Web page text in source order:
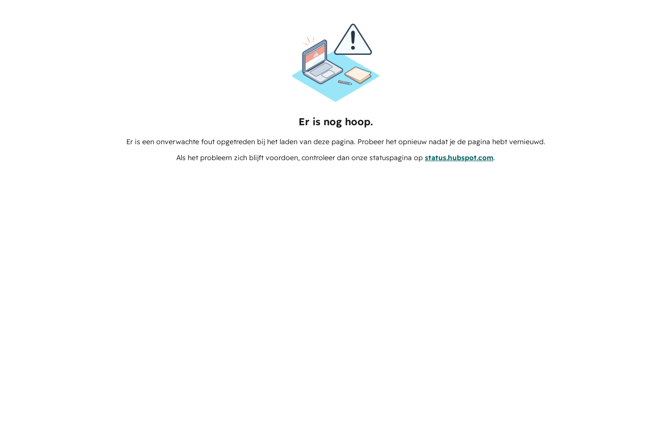
Er is nog hoop.
Er is een onverwachte fout opgetreden bij het laden van deze pagina. Probeer het opnieuw nadat je de pagina hebt vernieuwd.
Als het probleem zich blijft voordoen, controleer dan onze statuspagina op status.hubspot.com.